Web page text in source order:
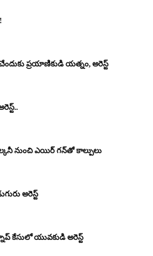
ప్రయాణికుడి యత్నం, అరెస్ట్
నుంచి ఎయిర్ గన్‌తో కాల్పులు
అరెస్ట్
కేసులో యువకుడి అరెస్ట్